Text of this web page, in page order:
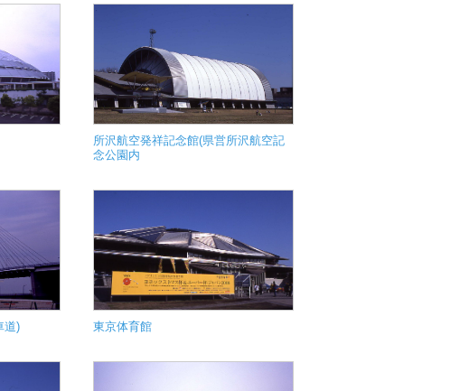
所沢航空発祥記念館(県営所沢航空記
念公園内
道) 東京体育館